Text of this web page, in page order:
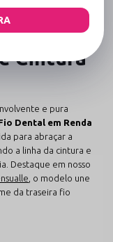
Fio
Cintura
e pura
Dental em Renda
para abraçar a
a linha da cintura e
Destaque em nosso
, o modelo une
da traseira fio